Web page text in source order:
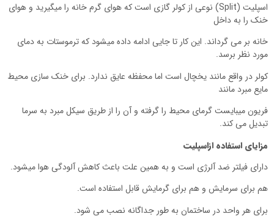
اسپلیت (Split) نوعی از کولر گازی است که هوای گرم خانه را میگیرید و هوای
خنک را به داخل
خانه بر می گرداند. این کار تا جایی ادامه داده میشود که ترموستات به دمای
مورد نظر برسد.
کولر در واقع مانند یخچال است اما محفظه عایق ندارد. برای خنک سازی محیط
مایع مبرد مانند
فریون میبایست گرمای محیط را گرفته و آن را از طریق سیکل مبرد به سرما
تبدیل می کند.
مزایای استفاده ازاسپلیت
دارای فیلتر ضد آلرژی است و به همین علت باعث کاهش آلودگی هوا میشود.
هم برای سرمایش و هم برای گرمایش قابل استفاده است.
برای هر واحد در ساختمان به طور جداگانه نصب می شود.